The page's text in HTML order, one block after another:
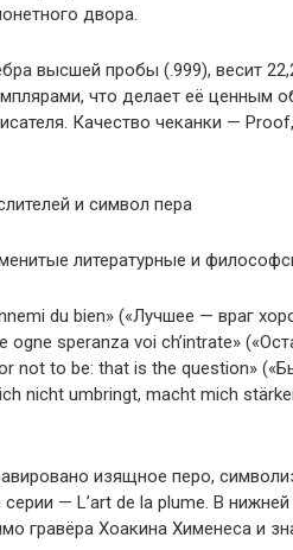
двора.
высшей пробы (.999), весит
что делает её ценным
Качество чеканки —
и символ пера
литературные и
du bien» («Лучшее — враг
ogne speranza voi ch’intrate»
not to be: that is the question»
nicht umbringt, macht mich
изящное перо,
— L’art de la plume. В
гравёра Хоакина Хименеса и